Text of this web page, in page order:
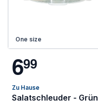
One size
699
Zu Hause
Salatschleuder - Grün